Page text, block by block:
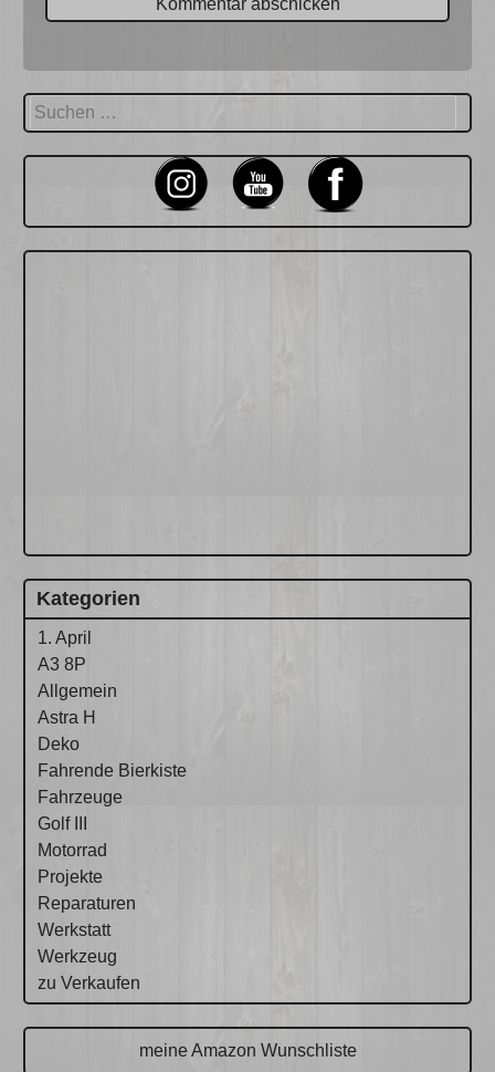
Suchen
nach:
Kategorien
1. April
A3 8P
Allgemein
Astra H
Deko
Fahrende Bierkiste
Fahrzeuge
Golf III
Motorrad
Projekte
Reparaturen
Werkstatt
Werkzeug
zu Verkaufen
meine Amazon Wunschliste